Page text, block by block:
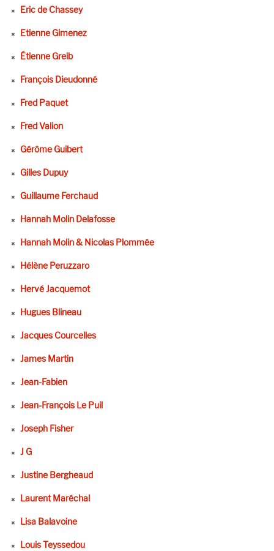
Eric de Chassey
Etienne Gimenez
Étienne Greib
François Dieudonné
Fred Paquet
Fred Valion
Gérôme Guibert
Gilles Dupuy
Guillaume Ferchaud
Hannah Molin Delafosse
Hannah Molin & Nicolas Plommée
Hélène Peruzzaro
Hervé Jacquemot
Hugues Blineau
Jacques Courcelles
James Martin
Jean-Fabien
Jean-François Le Puil
Joseph Fisher
J G
Justine Bergheaud
Laurent Maréchal
Lisa Balavoine
Louis Teyssedou